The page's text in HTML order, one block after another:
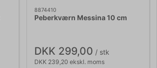
8874410
Peberkværn Messina 10 cm
DKK 299,00 / stk
DKK 239,20 ekskl. moms